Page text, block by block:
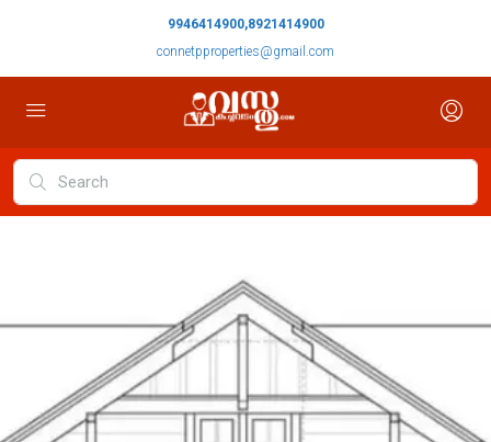
9946414900,8921414900
connetpproperties@gmail.com